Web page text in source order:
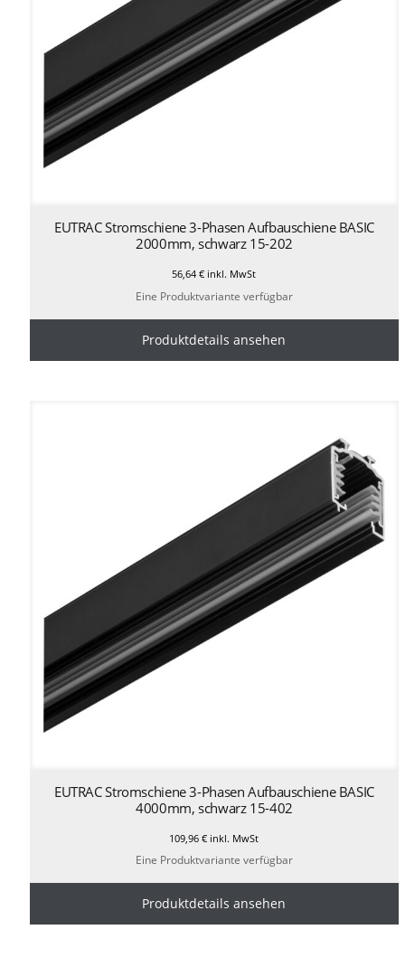
EUTRAC Stromschiene 3-Phasen Aufbauschiene BASIC
2000mm, schwarz 15-202
56,64€ inkl. MwSt
Eine Produktvariante verfügbar
Produktdetails ansehen
EUTRAC Stromschiene 3-Phasen Aufbauschiene BASIC
4000mm, schwarz 15-402
109,96€ inkl. MwSt
Eine Produktvariante verfügbar
Produktdetails ansehen